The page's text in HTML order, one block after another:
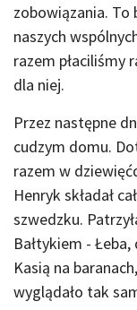
zobowiązania. To
naszych
razem płaciliśmy
dla niej.
Przez następne
cudzym domu.
razem w
Henryk składał
szwedzku.
Bałtykiem -
Kasią na
wyglądało tak